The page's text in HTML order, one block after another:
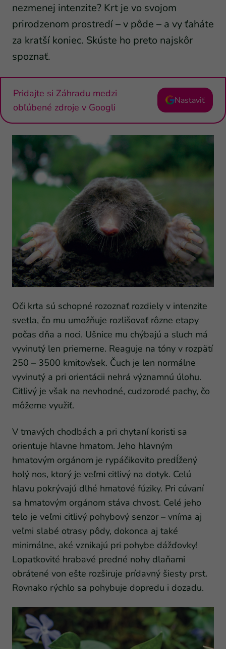
nezmenej intenzite? Krt je vo svojom
prirodzenom prostredí – v pôde – a vy ťaháte
za kratší koniec. Skúste ho preto najskôr
spoznať.
Pridajte si Záhradu medzi
obľúbené zdroje v Googli
Nastaviť
Oči krta sú schopné rozoznať rozdiely v intenzite
svetla, čo mu umožňuje rozlišovať rôzne etapy
počas dňa a noci. Ušnice mu chýbajú a sluch má
vyvinutý len priemerne. Reaguje na tóny v rozpätí
250 – 3500 kmitov/sek. Čuch je len normálne
vyvinutý a pri orientácii nehrá významnú úlohu.
Citlivý je však na nevhodné, cudzorodé pachy, čo
môžeme využiť.
V tmavých chodbách a pri chytaní koristi sa
orientuje hlavne hmatom. Jeho hlavným
hmatovým orgánom je rypáčikovito predĺžený
holý nos, ktorý je veľmi citlivý na dotyk. Celú
hlavu pokrývajú dlhé hmatové fúziky. Pri cúvaní
sa hmatovým orgánom stáva chvost. Celé jeho
telo je veľmi citlivý pohybový senzor – vníma aj
veľmi slabé otrasy pôdy, dokonca aj také
minimálne, aké vznikajú pri pohybe dážďovky!
Lopatkovité hrabavé predné nohy dlaňami
obrátené von ešte rozširuje prídavný šiesty prst.
Rovnako rýchlo sa pohybuje dopredu i dozadu.